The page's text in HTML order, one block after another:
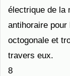
électrique de la
antihoraire
octogonale et
travers eux.
8